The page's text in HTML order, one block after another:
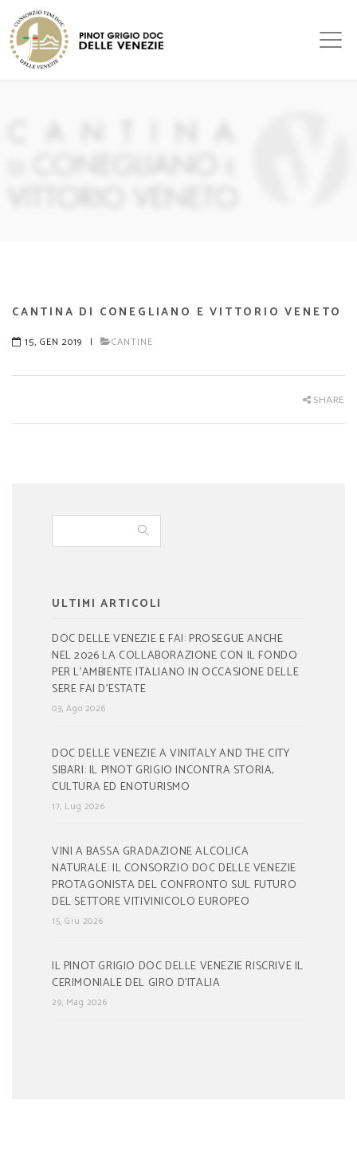
CANTINA DI CONEGLIANO E VITTORIO VENETO
15, GEN 2019 | CANTINE
SHARE
ULTIMI ARTICOLI
DOC DELLE VENEZIE E FAI: PROSEGUE ANCHE
NEL 2026 LA COLLABORAZIONE CON IL FONDO
PER L’AMBIENTE ITALIANO IN OCCASIONE DELLE
SERE FAI D’ESTATE
03, Ago 2026
DOC DELLE VENEZIE A VINITALY AND THE CITY
SIBARI: IL PINOT GRIGIO INCONTRA STORIA,
CULTURA ED ENOTURISMO
17, Lug 2026
VINI A BASSA GRADAZIONE ALCOLICA
NATURALE: IL CONSORZIO DOC DELLE VENEZIE
PROTAGONISTA DEL CONFRONTO SUL FUTURO
DEL SETTORE VITIVINICOLO EUROPEO
15, Giu 2026
IL PINOT GRIGIO DOC DELLE VENEZIE RISCRIVE IL
CERIMONIALE DEL GIRO D’ITALIA
29, Mag 2026